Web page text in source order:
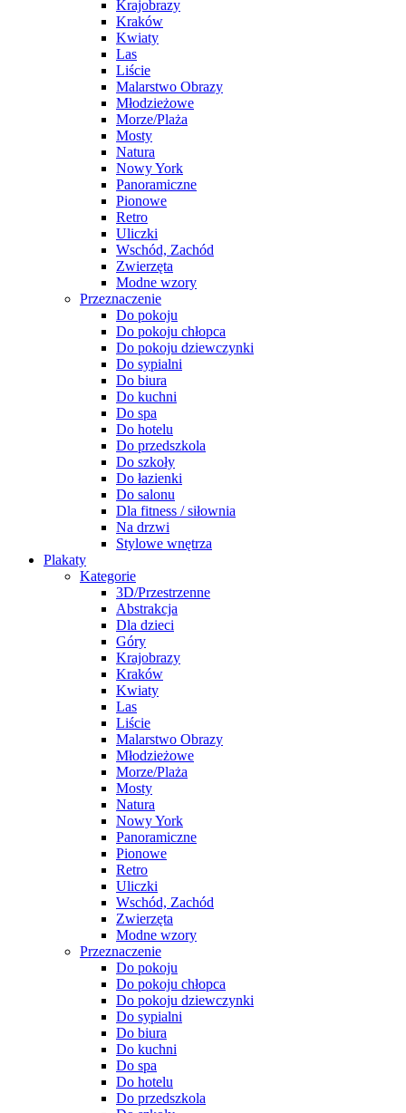
Krajobrazy
Kraków
Kwiaty
Las
Liście
Malarstwo Obrazy
Młodzieżowe
Morze/Plaża
Mosty
Natura
Nowy York
Panoramiczne
Pionowe
Retro
Uliczki
Wschód, Zachód
Zwierzęta
Modne wzory
Przeznaczenie
Do pokoju
Do pokoju chłopca
Do pokoju dziewczynki
Do sypialni
Do biura
Do kuchni
Do spa
Do hotelu
Do przedszkola
Do szkoły
Do łazienki
Do salonu
Dla fitness / siłownia
Na drzwi
Stylowe wnętrza
Plakaty
Kategorie
3D/Przestrzenne
Abstrakcja
Dla dzieci
Góry
Krajobrazy
Kraków
Kwiaty
Las
Liście
Malarstwo Obrazy
Młodzieżowe
Morze/Plaża
Mosty
Natura
Nowy York
Panoramiczne
Pionowe
Retro
Uliczki
Wschód, Zachód
Zwierzęta
Modne wzory
Przeznaczenie
Do pokoju
Do pokoju chłopca
Do pokoju dziewczynki
Do sypialni
Do biura
Do kuchni
Do spa
Do hotelu
Do przedszkola